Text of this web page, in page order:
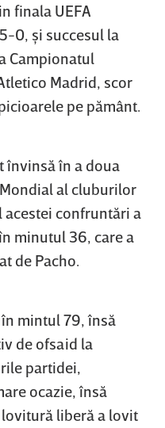
finala UEFA
0, şi succesul la
Campionatul
Madrid, scor
pe pământ.
învinsă în a doua
al cluburilor
acestei confruntări a
minutul 36, care a
de Pacho.
în mintul 79, însă
de ofsaid la
partidei,
ocazie, însă
liberă a lovit